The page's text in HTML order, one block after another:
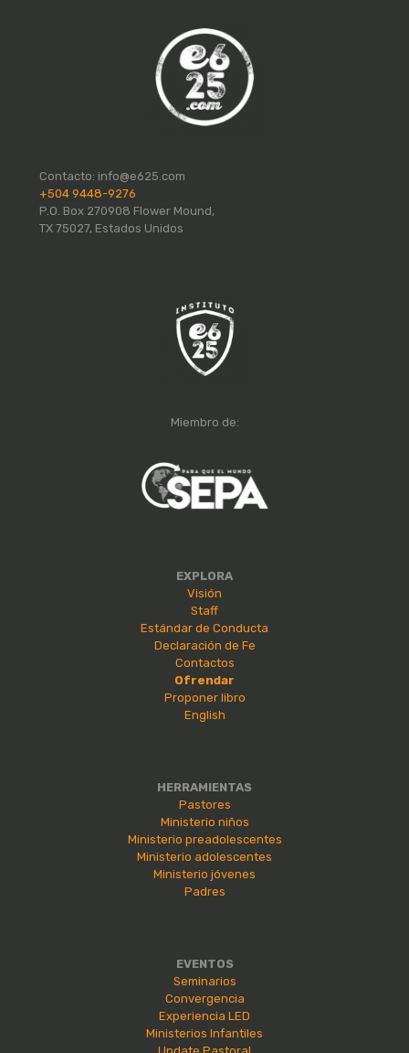
Contacto: info@e625.com
+504 9448-9276
P.O. Box 270908 Flower Mound,
TX 75027, Estados Unidos
Miembro de:
EXPLORA
Visión
Staff
Estándar de Conducta
Declaración de Fe
Contactos
Ofrendar
Proponer libro
English
HERRAMIENTAS
Pastores
Ministerio niños
Ministerio preadolescentes
Ministerio adolescentes
Ministerio jóvenes
Padres
EVENTOS
Seminarios
Convergencia
Experiencia LED
Ministerios Infantiles